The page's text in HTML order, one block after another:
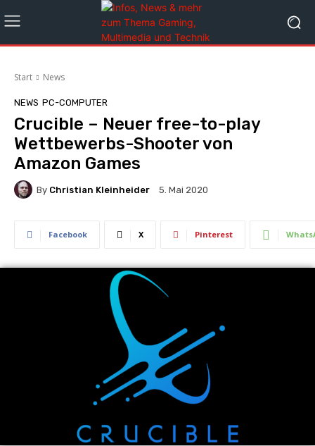
Start News
NEWS PC-COMPUTER
Crucible – Neuer free-to-play
Wettbewerbs-Shooter von
Amazon Games
By Christian Kleinheider 5. Mai 2020
Facebook X Pinterest